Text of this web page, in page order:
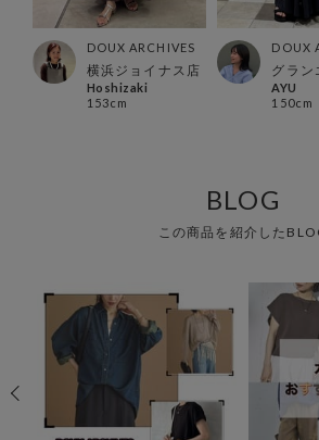
DOUX ARCHIVES
横浜ジョイナス店
Hoshizaki
153cm
DOUX
グラン
AYU
150cm
BLOG
この商品を紹介した